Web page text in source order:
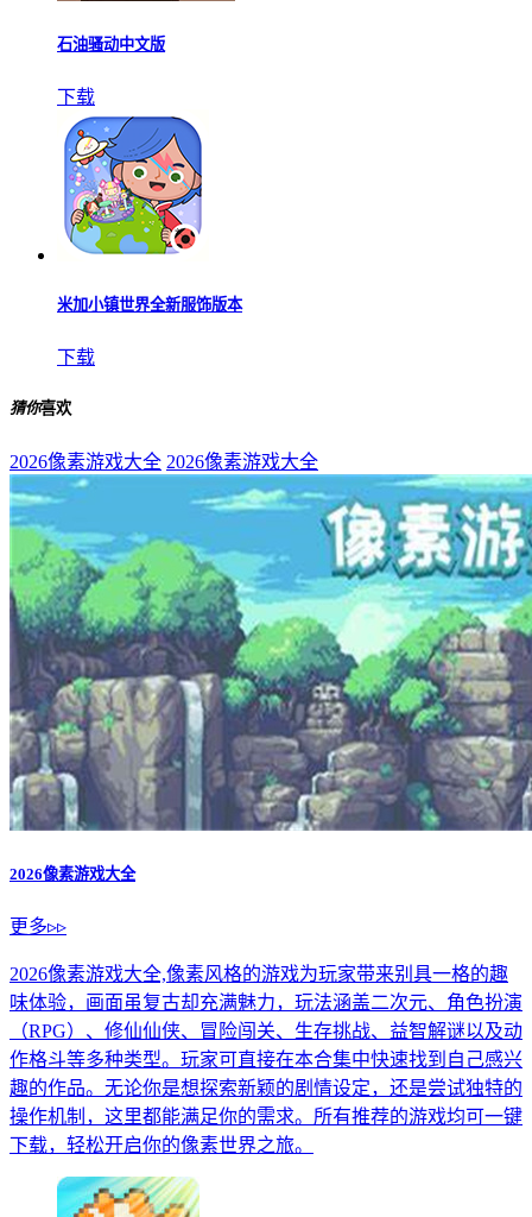
石油骚动中文版
下载
米加小镇世界全新服饰版本
下载
猜你喜欢
2026像素游戏大全 2026像素游戏大全
2026像素游戏大全
更多▹▹
2026像素游戏大全,像素风格的游戏为玩家带来别具一格的趣
味体验，画面虽复古却充满魅力，玩法涵盖二次元、角色扮演
（RPG）、修仙仙侠、冒险闯关、生存挑战、益智解谜以及动
作格斗等多种类型。玩家可直接在本合集中快速找到自己感兴
趣的作品。无论你是想探索新颖的剧情设定，还是尝试独特的
操作机制，这里都能满足你的需求。所有推荐的游戏均可一键
下载，轻松开启你的像素世界之旅。